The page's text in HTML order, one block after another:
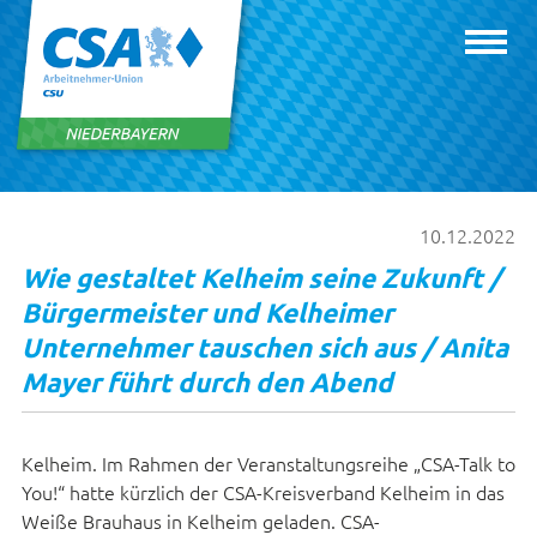
10.12.2022
Wie gestaltet Kelheim seine Zukunft /
Bürgermeister und Kelheimer
Unternehmer tauschen sich aus / Anita
Mayer führt durch den Abend
Kelheim. Im Rahmen der Veranstaltungsreihe „CSA-Talk to
You!“ hatte kürzlich der CSA-Kreisverband Kelheim in das
Weiße Brauhaus in Kelheim geladen. CSA-